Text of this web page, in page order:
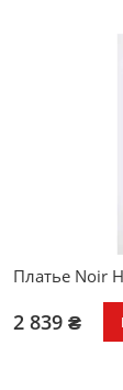
Платье Noir
2 839 ₴